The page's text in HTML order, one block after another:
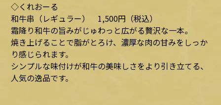
◇くれおーる
和牛串（レギュラー） 1,500円（税込）
霜降り和牛の旨みがじゅわっと広がる贅沢な一本。
焼き上げることで脂がとろけ、濃厚な肉の甘みをしっか
り感じられます。
シンプルな味付けが和牛の美味しさをより引き立てる、
人気の逸品です。